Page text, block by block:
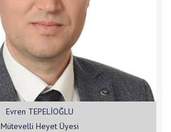
Evren TEPELİOĞLU
Mütevelli Heyet Üyesi